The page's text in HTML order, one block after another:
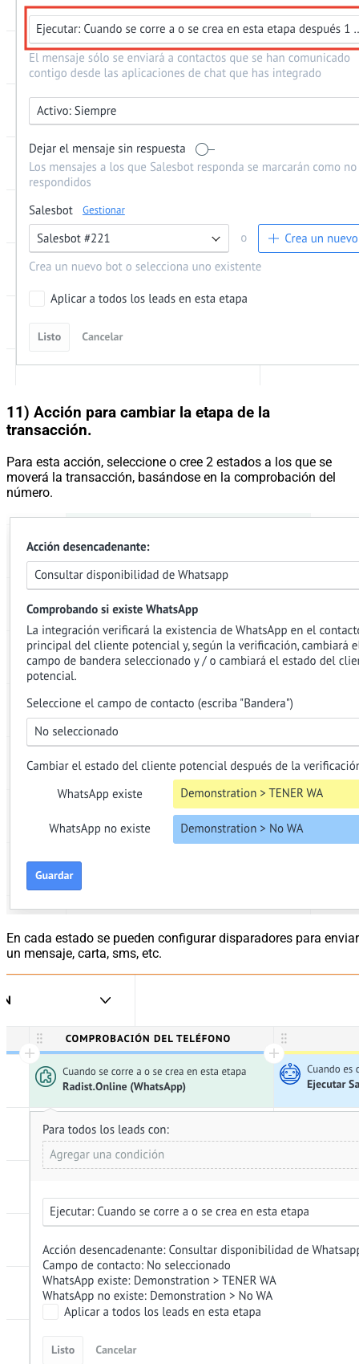
11) Acción para cambiar la etapa de la
transacción.
Para esta acción, seleccione o cree 2 estados a los que se
moverá la transacción, basándose en la comprobación del
número.
En cada estado se pueden configurar disparadores para enviar
un mensaje, carta, sms, etc.